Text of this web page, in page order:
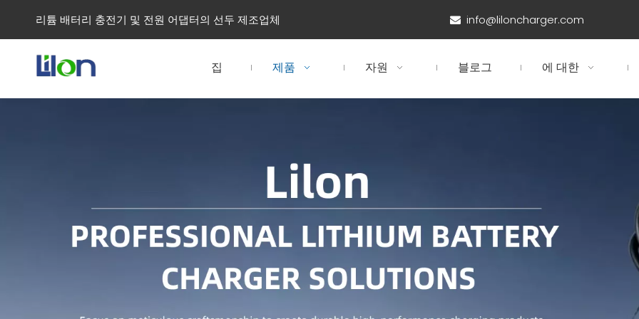
리튬 배터리 충전기 및 전원 어댑터의 선두 제조업체  info@liloncharger.com
집 제품 자원 블로그 에 대한